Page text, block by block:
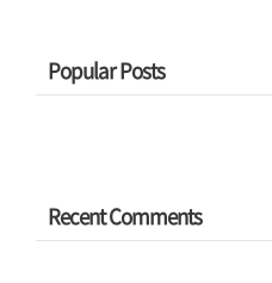
Popular Posts
Recent Comments